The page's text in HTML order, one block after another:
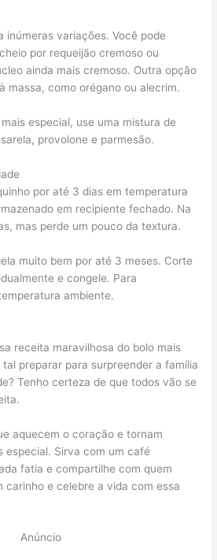
inúmeras variações. Você pode
por requeijão cremoso ou
ainda mais cremoso. Outra opção
massa, como orégano ou alecrim.
especial, use uma mistura de
provolone e parmesão.
por até 3 dias em temperatura
em recipiente fechado. Na
mas perde um pouco da textura.
muito bem por até 3 meses. Corte
e congele. Para
ambiente.
receita maravilhosa do bolo mais
preparar para surpreender a família
Tenho certeza de que todos vão se
aquecem o coração e tornam
especial. Sirva com um café
fatia e compartilhe com quem
carinho e celebre a vida com essa
Anúncio